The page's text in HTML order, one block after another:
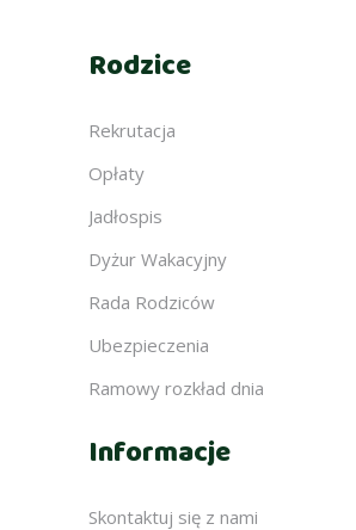
Rodzice
Rekrutacja
Opłaty
Jadłospis
Dyżur Wakacyjny
Rada Rodziców
Ubezpieczenia
Ramowy rozkład dnia
Informacje
Skontaktuj się z nami